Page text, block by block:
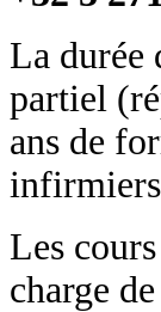
La durée
partiel
ans de
Les
charge